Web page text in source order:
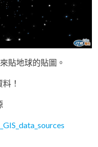
貼地球的貼圖。
！